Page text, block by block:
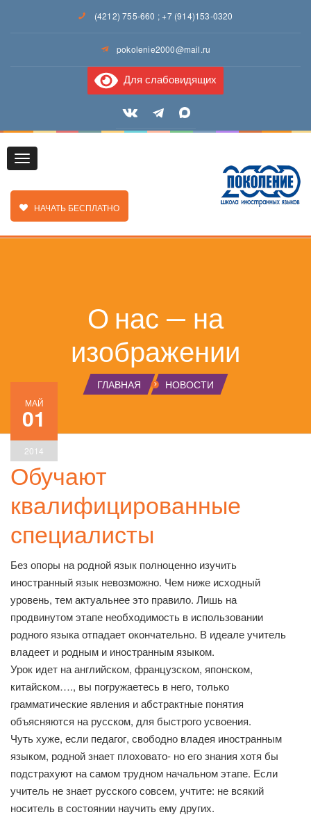
(4212) 755-660 ;+7 (914)153-0320
pokolenie2000@mail.ru
Для слабовидящих
Toggle
ЗАКАЗАТЬ ЗВОНОК
НАЧАТЬ БЕСПЛАТНО
О нас — на
изображении
ГЛАВНАЯ НОВОСТИ
МАЙ
01
2014
Обучают
квалифицированные
специалисты
Без опоры на родной язык полноценно изучить
иностранный язык невозможно. Чем ниже исходный
уровень, тем актуальнее это правило. Лишь на
продвинутом этапе необходимость в использовании
родного языка отпадает окончательно. В идеале учитель
владеет и родным и иностранным языком.
Урок идет на английском, французском, японском,
китайском…., вы погружаетесь в него, только
грамматические явления и абстрактные понятия
объясняются на русском, для быстрого усвоения.
Чуть хуже, если педагог, свободно владея иностранным
языком, родной знает плоховато- но его знания хотя бы
подстрахуют на самом трудном начальном этапе. Если
учитель не знает русского совсем, учтите: не всякий
носитель в состоянии научить ему других.